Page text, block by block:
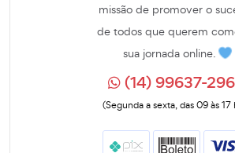
missão de promover o
de todos que querem
sua jornada online.
(14) 99637-
(Segunda a sexta, das 09 às 17